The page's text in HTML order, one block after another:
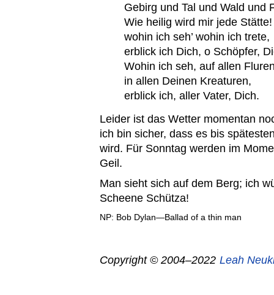
Gebirg und Tal und Wald und
Wie heilig wird mir jede Stätte!
wohin ich seh’ wohin ich trete,
erblick ich Dich, o Schöpfer,
Wohin ich seh, auf allen
in allen Deinen Kreaturen,
erblick ich, aller Vater, Dich.
Leider ist das Wetter momentan
ich bin sicher, dass es bis
wird. Für Sonntag werden im
Geil.
Man sieht sich auf dem Berg; ich
Scheene Schütza!
NP: Bob Dylan—Ballad of a thin man
Copyright © 2004–2022 Leah